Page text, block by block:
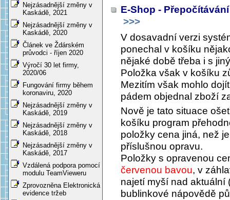
Nejzásadnější změny v
Kaskádě, 2021
Nejzásadnější změny v
Kaskádě, 2020
Článek ve Ždárském
průvodci - říjen 2020
Výročí 30 let firmy,
2020/06
Fungování firmy během
koronaviru, 2020
Nejzásadnější změny v
Kaskádě, 2019
Nejzásadnější změny v
Kaskádě, 2018
Nejzásadnější změny v
Kaskádě, 2017
Vzdálená podpora pomocí
modulu TeamVieweru
Zprovozněna Elektronická
evidence tržeb
E-Shop -
>>>
V dosavadní verzi
ponechal v košíku
nějaké době třeba i s
Položka však v košíku
Mezitím však mohlo
pádem objednal zboží
Nově je tato situace
košíku program
položky cena jiná, než
příslušnou opravu.
Položky s opravenou
červenou bavou, v
najetí myší nad aktuální
bublinkové nápovědě